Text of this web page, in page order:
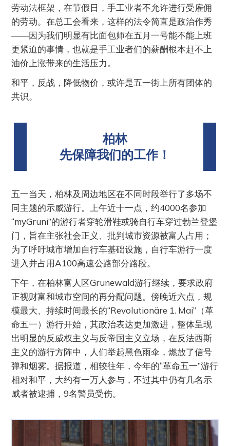
劳动法框架，在节假日，手工业者不允许进行受雇佣
的劳动。在总工会看来，这样的法令简直是政治作秀
——因为我们明显有比面包师在五月一号能不能上班
更紧迫的事情，也就是手工业者们的薪酬根本赶不上
油价上涨带来的生活压力。
和平，反战，降低物价，或许是五一街上所有团体的
共识。
柏林
先保障我们的工作！
五一当天，柏林及周边地区在不同时段举行了多场不
同主题的示威游行。上午近十一点，约4000名参加
“myGruni”的游行者穿轮滑鞋或骑自行车穿过勃兰登堡
门，旨在主张社会正义、批判城市资源被富人占用；
为了呼吁城市增加自行车基础设施，自行车游行一度
进入并占用A100高速公路部分路段。
下午，在柏林富人区Grunewald游行继续，要求政府
正视财富和城市空间的再分配问题。傍晚近六点，规
模最大、持续时间最长的“Revolutionäre 1. Mai”（革
命五一）游行开始，其政治表达更加激进，整体呈现
出明显的反威权主义与反帝国主义立场，在反法西斯
主义的游行方阵中，人们举起黑色雨伞，燃放了信号
弹和烟雾。据报道，相较往年，今年的“革命五一”游行
相对和平，大约有一万人参与，不过其中仍有几名示
威者被逮捕，9名警员受伤。